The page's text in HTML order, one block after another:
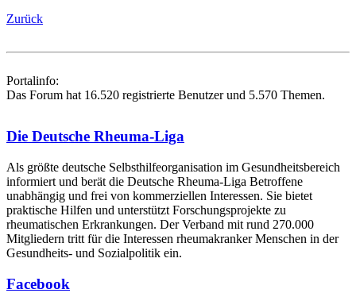
Zurück
Portalinfo:
Das Forum hat 16.520 registrierte Benutzer und 5.570 Themen.
Die Deutsche Rheuma-Liga
Als größte deutsche Selbsthilfe­organisation im Gesundheitsbereich
informiert und berät die Deutsche Rheuma-Liga Betroffene
unabhängig und frei von kommerziellen Interessen. Sie bietet
praktische Hilfen und unterstützt Forschungsprojekte zu
rheumatischen Erkrankungen. Der Verband mit rund 270.000
Mitgliedern tritt für die Interessen rheumakranker Menschen in der
Gesundheits- und Sozialpolitik ein.
Facebook